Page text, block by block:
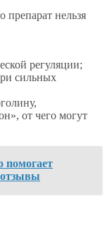
нельзя
регуляции;
сильных
от чего могут
помогает